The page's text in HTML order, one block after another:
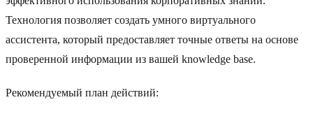
Технология позволяет создать умного виртуального
ассистента, который предоставляет точные ответы на основе
проверенной информации из вашей knowledge base.
Рекомендуемый план действий: